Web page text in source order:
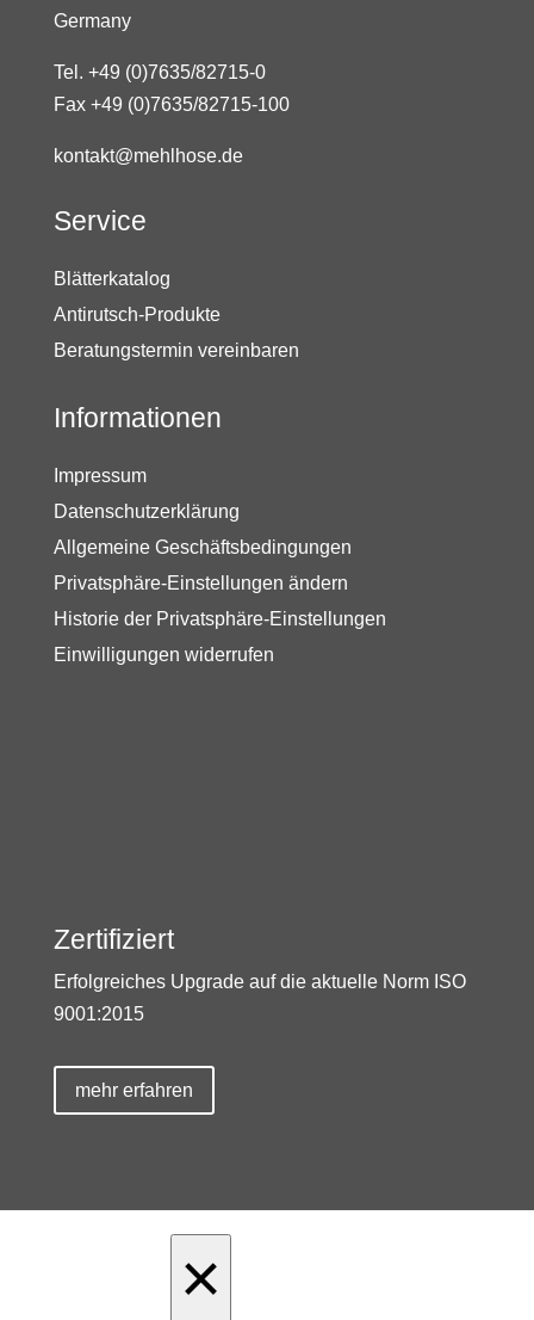
Germany
Tel. +49 (0)7635/82715-0
Fax +49 (0)7635/82715-100
kontakt@mehlhose.de
Service
Blätterkatalog
Antirutsch-Produkte
Beratungstermin vereinbaren
Informationen
Impressum
Datenschutzerklärung
Allgemeine Geschäftsbedingungen
Privatsphäre-Einstellungen ändern
Historie der Privatsphäre-Einstellungen
Einwilligungen widerrufen
Zertifiziert
Erfolgreiches Upgrade auf die aktuelle Norm ISO
9001:2015
mehr erfahren
×